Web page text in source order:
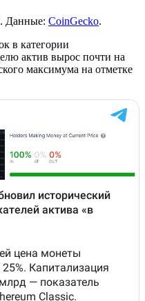
Данные: CoinGecko.
в категории
актив вырос почти на
максимума на отметке